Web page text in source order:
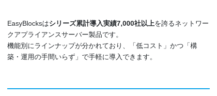
EasyBlocksはシリーズ累計導入実績7,000社以上を誇るネットワー
クアプライアンスサーバー製品です。
機能別にラインナップが分かれており、「低コスト」かつ「構
築・運用の手間いらず」で手軽に導入できます。